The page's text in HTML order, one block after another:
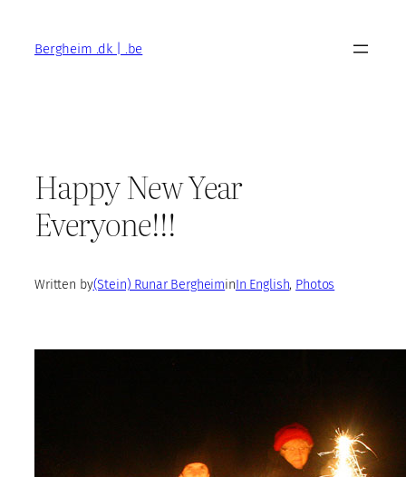
contentBergheim .dk | .be
Happy New Year
Everyone!!!
Written by(Stein) Runar BergheiminIn English, Photos